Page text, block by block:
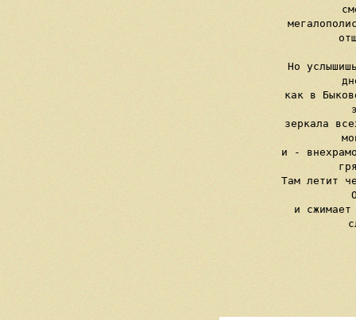
Но
как в
зеркала
и -
Там летит
и сжимает